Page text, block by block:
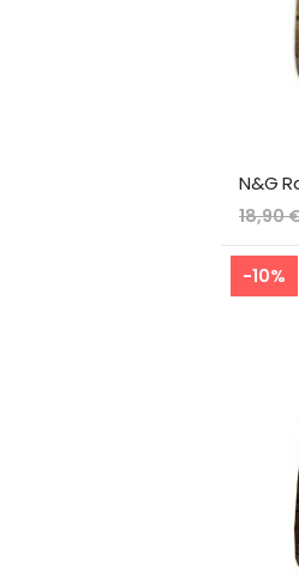
18,90
-10%